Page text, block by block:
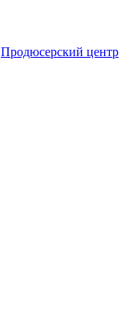
Продюсерский центр